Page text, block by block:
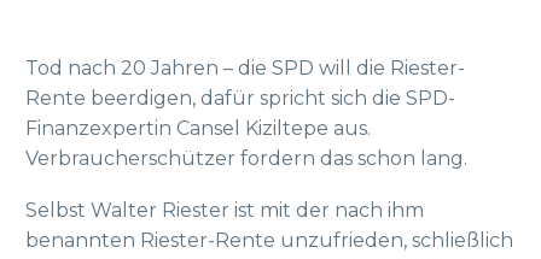
Tod nach 20 Jahren – die SPD will die Riester-
Rente beerdigen, dafür spricht sich die SPD-
Finanzexpertin Cansel Kiziltepe aus.
Verbraucherschützer fordern das schon lang.
Selbst Walter Riester ist mit der nach ihm
benannten Riester-Rente unzufrieden, schließlich